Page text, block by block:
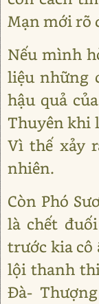
Mạn mới rõ
Nếu mình
liệu những
hậu quả
Thuyên khi
Vì thế xảy
nhiên.
Còn Phó
là chết
trước kia cô
lội thanh
Đà-